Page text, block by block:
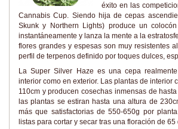
éxito en las
Cannabis Cup. Siendo hija de cepas
Skunk y Northern Lights) produce un
instantáneamente y lanza la mente a la
flores grandes y espesas son muy resistentes
perfil de terpenos definido por toques dulces,
La Super Silver Haze es una cepa
interior como en exterior. Las plantas de interior
110cm y producen cosechas inmensas de
las plantas se estiran hasta una altura de
más que satisfactorias de 550-650g por
listas para cortar y secar tras una floración de 65